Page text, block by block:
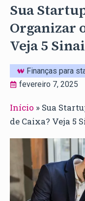
Sua
Organizar
Veja 5
Finanças para
fevereiro 7, 2025
Início » Sua
de Caixa? Veja 5